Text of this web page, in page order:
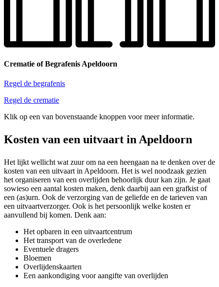
Crematie of Begrafenis Apeldoorn
Regel de begrafenis
Regel de crematie
Klik op een van bovenstaande knoppen voor meer informatie.
Kosten van een uitvaart in Apeldoorn
Het lijkt wellicht wat zuur om na een heengaan na te denken over de
kosten van een uitvaart in Apeldoorn. Het is wel noodzaak gezien
het organiseren van een overlijden behoorlijk duur kan zijn. Je gaat
sowieso een aantal kosten maken, denk daarbij aan een grafkist of
een (as)urn. Ook de verzorging van de geliefde en de tarieven van
een uitvaartverzorger. Ook is het persoonlijk welke kosten er
aanvullend bij komen. Denk aan:
Het opbaren in een uitvaartcentrum
Het transport van de overledene
Eventuele dragers
Bloemen
Overlijdenskaarten
Een aankondiging voor aangifte van overlijden